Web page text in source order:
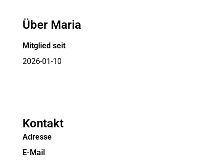
Über Maria
Mitglied seit
2026-01-10
Kontakt
Adresse
E-Mail